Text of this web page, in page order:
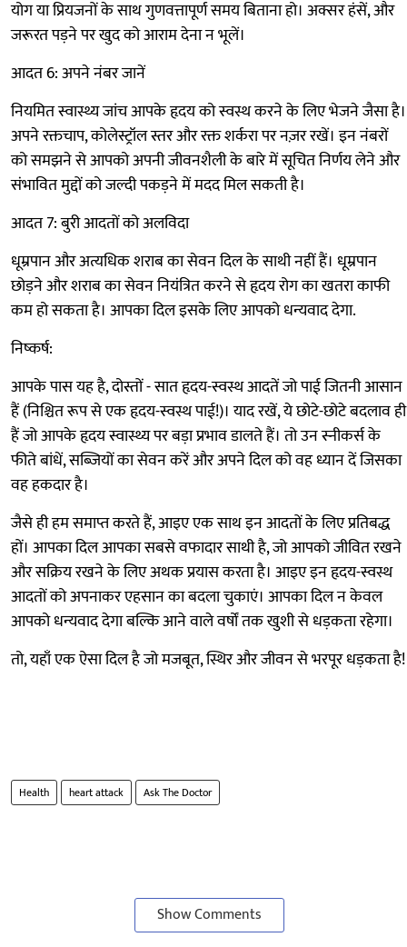
योग या प्रियजनों के साथ गुणवत्तापूर्ण समय बिताना हो। अक्सर हंसें, और
जरूरत पड़ने पर खुद को आराम देना न भूलें।
आदत 6: अपने नंबर जानें
नियमित स्वास्थ्य जांच आपके हृदय को स्वस्थ करने के लिए भेजने जैसा है।
अपने रक्तचाप, कोलेस्ट्रॉल स्तर और रक्त शर्करा पर नज़र रखें। इन नंबरों
को समझने से आपको अपनी जीवनशैली के बारे में सूचित निर्णय लेने और
संभावित मुद्दों को जल्दी पकड़ने में मदद मिल सकती है।
आदत 7: बुरी आदतों को अलविदा
धूम्रपान और अत्यधिक शराब का सेवन दिल के साथी नहीं हैं। धूम्रपान
छोड़ने और शराब का सेवन नियंत्रित करने से हृदय रोग का खतरा काफी
कम हो सकता है। आपका दिल इसके लिए आपको धन्यवाद देगा.
निष्कर्ष:
आपके पास यह है, दोस्तों - सात हृदय-स्वस्थ आदतें जो पाई जितनी आसान
हैं (निश्चित रूप से एक हृदय-स्वस्थ पाई!)। याद रखें, ये छोटे-छोटे बदलाव ही
हैं जो आपके हृदय स्वास्थ्य पर बड़ा प्रभाव डालते हैं। तो उन स्नीकर्स के
फीते बांधें, सब्जियों का सेवन करें और अपने दिल को वह ध्यान दें जिसका
वह हकदार है।
जैसे ही हम समाप्त करते हैं, आइए एक साथ इन आदतों के लिए प्रतिबद्ध
हों। आपका दिल आपका सबसे वफादार साथी है, जो आपको जीवित रखने
और सक्रिय रखने के लिए अथक प्रयास करता है। आइए इन हृदय-स्वस्थ
आदतों को अपनाकर एहसान का बदला चुकाएं। आपका दिल न केवल
आपको धन्यवाद देगा बल्कि आने वाले वर्षों तक खुशी से धड़कता रहेगा।
तो, यहाँ एक ऐसा दिल है जो मजबूत, स्थिर और जीवन से भरपूर धड़कता है!
Health heart attack Ask The Doctor
Show Comments